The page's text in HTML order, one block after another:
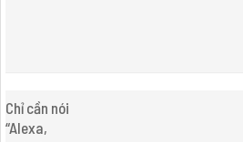
Chỉ cần nói
“Alexa,